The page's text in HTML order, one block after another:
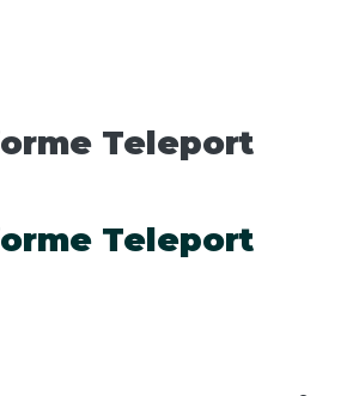
Teleport
Teleport